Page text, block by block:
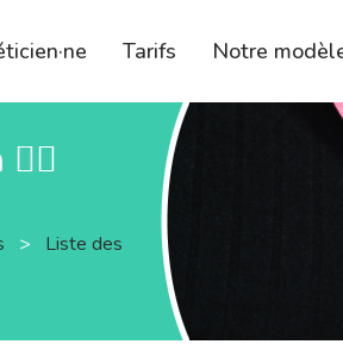
Tarifs Notre
>
Liste des